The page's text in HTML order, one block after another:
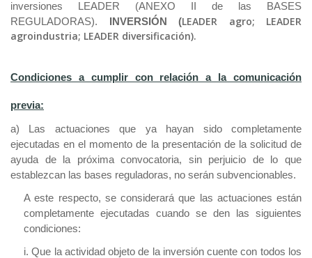
inversiones LEADER (ANEXO II de las BASES
REGULADORAS).
INVERSIÓN (LEADER agro; LEADER
agroindustria; LEADER diversificación).
Condiciones a cumplir con relación a la comunicación
previa:
a) Las actuaciones que ya hayan sido completamente
ejecutadas en el momento de la presentación de la solicitud de
ayuda de la próxima convocatoria, sin perjuicio de lo que
establezcan las bases reguladoras, no serán subvencionables.
A este respecto, se considerará que las actuaciones están
completamente ejecutadas cuando se den las siguientes
condiciones:
i. Que la actividad objeto de la inversión cuente con todos los